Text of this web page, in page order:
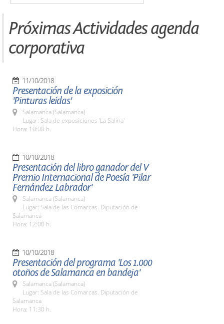
Próximas Actividades agenda
corporativa
11/10/2018
Presentación de la exposición
'Pinturas leídas'
Salamanca (Salamanca)
Lugar: Sala de exposiciones 'La Salina'
Hora: 10:00 h.
10/10/2018
Presentación del libro ganador del V
Premio Internacional de Poesía 'Pilar
Fernández Labrador'
Salamanca (Salamanca)
Lugar: Sala de las Comarcas. Diputación de
Salamanca
Hora: 12:00 h.
10/10/2018
Presentación del programa 'Los 1.000
otoños de Salamanca en bandeja'
Salamanca (Salamanca)
Lugar: Sala de las Comarcas. Diputación de
Salamanca
Hora: 11:30 h.